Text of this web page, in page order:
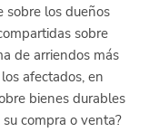
sobre los dueños
sobre
de arriendos más
afectados, en
bienes durables
compra o venta?